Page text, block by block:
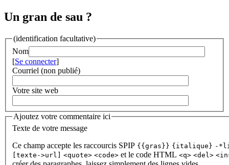
Un gran de sau ?
(identification facultative)
Nom
[Se connecter]
Courriel (non publié)
Votre site web
Ajoutez votre commentaire ici
Texte de votre message
Ce champ accepte les raccourcis SPIP {{gras}} {italique} -
[texte->url]
<quote> <code> et le code HTML <q> <del>